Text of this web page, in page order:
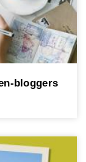
bloggers